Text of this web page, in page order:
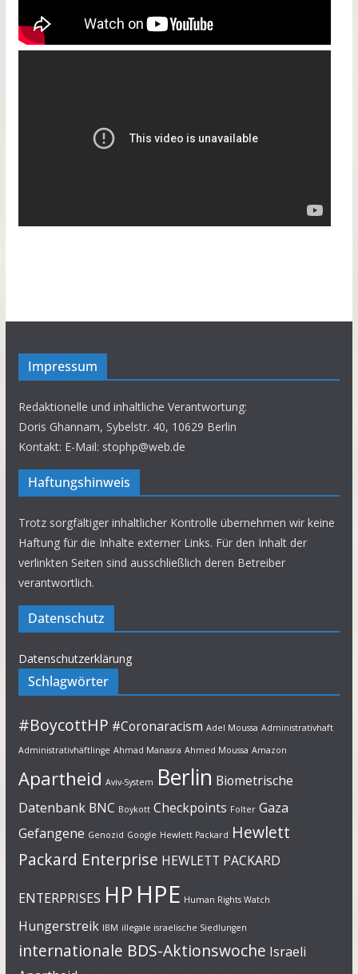
Impressum
Redaktionelle und inhaltliche Verantwortung:
Doris Ghannam, Sybelstr. 40, 10629 Berlin
Kontakt: E-Mail: stophp@web.de
Haftungshinweis
Trotz sorgfältiger inhaltlicher Kontrolle übernehmen wir keine
Haftung für die Inhalte externer Links. Für den Inhalt der
verlinkten Seiten sind ausschließlich deren Betreiber
verantwortlich.
Datenschutz
Datenschutzerklärung
Schlagwörter
#BoycottHP #Coronaracism Adel Moussa Administrativhaft
Administrativhäftlinge Ahmad Manasra Ahmed Moussa Amazon
Apartheid Aviv-System Berlin Biometrische
Datenbank BNC Boykott Checkpoints Folter Gaza
Gefangene Genozid Google Hewlett Packard Hewlett
Packard Enterprise HEWLETT PACKARD
ENTERPRISES HP HPE Human Rights Watch
Hungerstreik IBM illegale israelische Siedlungen
internationale BDS-Aktionswoche Israeli